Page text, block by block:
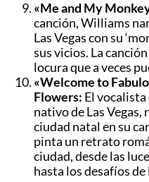
«Me and My
canción, Williams
Las Vegas con su
sus vicios. La
locura que a veces
«Welcome to
Flowers: El
nativo de Las Vegas,
ciudad natal en su
pinta un retrato
ciudad, desde las
hasta los desafíos